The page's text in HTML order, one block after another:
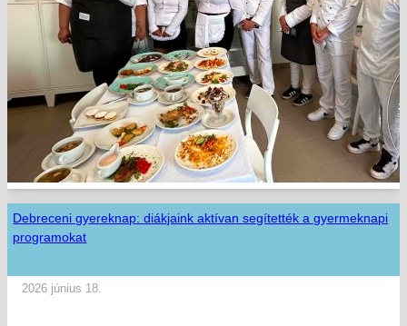
Debreceni gyereknap: diákjaink aktívan segítették a gyermeknapi
programokat
2026 június 18.